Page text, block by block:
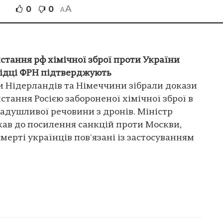
0 0 AA
рф хімічної зброї проти України
ФРН підтверджують
Нідерландів та Німеччини зібрали докази
Росією забороненої хімічної зброї в
речовини з дронів. Міністр
до посилення санкцій проти Москви,
українців пов'язані із застосуванням